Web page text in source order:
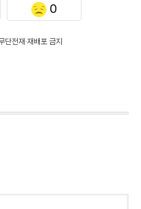
0
전재·재배포 금지